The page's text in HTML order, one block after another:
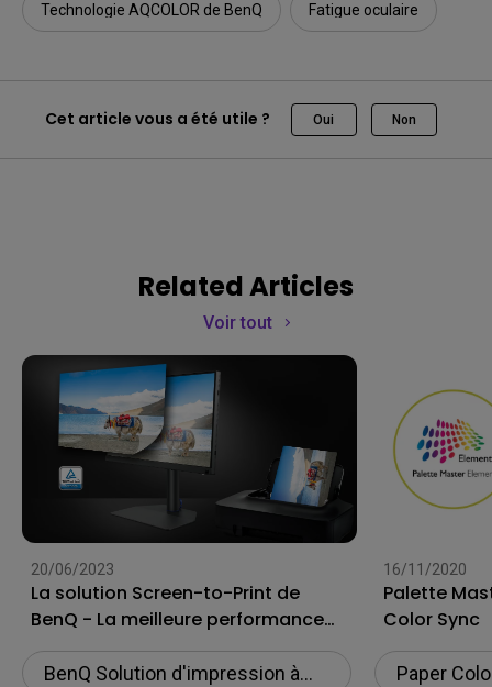
Technologie AQCOLOR de BenQ Fatigue oculaire
Cet article vous a été utile ? Oui Non
Related Articles
Voir tout
20/06/2023
La solution Screen-to-Print de
BenQ - La meilleure performance
visuelle de simulation de texture
papier pour les professionnels
BenQ Solution d'impression à
16/11/2020
Palette
Color Sync
Paper